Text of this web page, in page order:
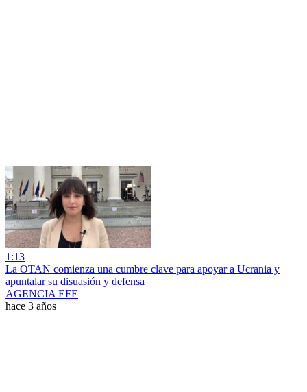
1:13
La OTAN comienza una cumbre clave para apoyar a Ucrania y
apuntalar su disuasión y defensa
AGENCIA EFE
hace 3 años